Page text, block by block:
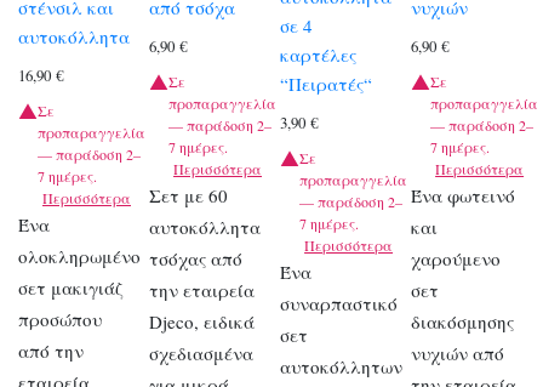
στένσιλ και
αυτοκόλλητα
16,90 €
Σε
προπαραγγελία
— παράδοση 2–
7 ημέρες.
Περισσότερα
Ένα
ολοκληρωμένο
σετ μακιγιάζ
προσώπου
από την
εταιρεία
από τσόχα
6,90€
Σε
προπαραγγελία
— παράδοση 2–
7 ημέρες.
Περισσότερα
Σετ με 60
αυτοκόλλητα
τσόχας από
την εταιρεία
Djeco, ειδικά
σχεδιασμένα
σε 4
καρτέλες
“Πειρατές“
3,90€
Σε
προπαραγγελία
— παράδοση 2–
7 ημέρες.
Περισσότερα
Ένα
συναρπαστικό
σετ
αυτοκόλλητων
νυχιών
6,90€
Σε
προπαραγγελία
— παράδοση 2–
7 ημέρες.
Περισσότερα
Ένα φωτεινό
και
χαρούμενο
σετ
διακόσμησης
νυχιών από